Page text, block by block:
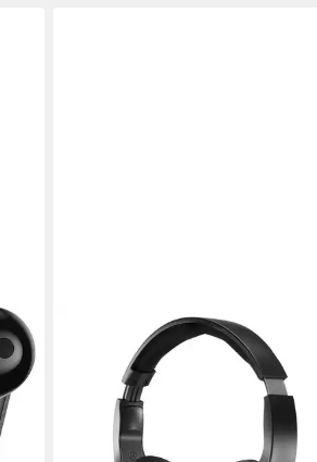
TV-Kopfhörer (kabellos, 2,4-GHz-
Verbindung, 16 h Akku, Voice-Mode)
Funk-Kopfhörer
Bluetooth, Funk
0,25 kg Gewicht